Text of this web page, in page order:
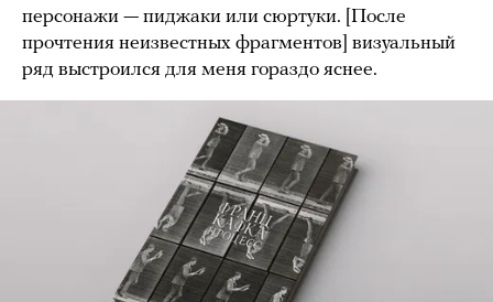
персонажи — пиджаки или сюртуки. [После
прочтения неизвестных фрагментов] визуальный
ряд выстроился для меня гораздо яснее.